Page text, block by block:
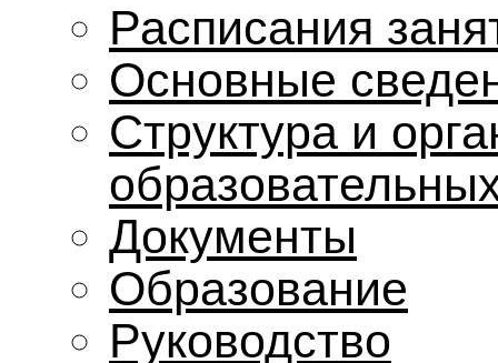
Расписания
Основные
Структура и
Документы
Образование
Руководство